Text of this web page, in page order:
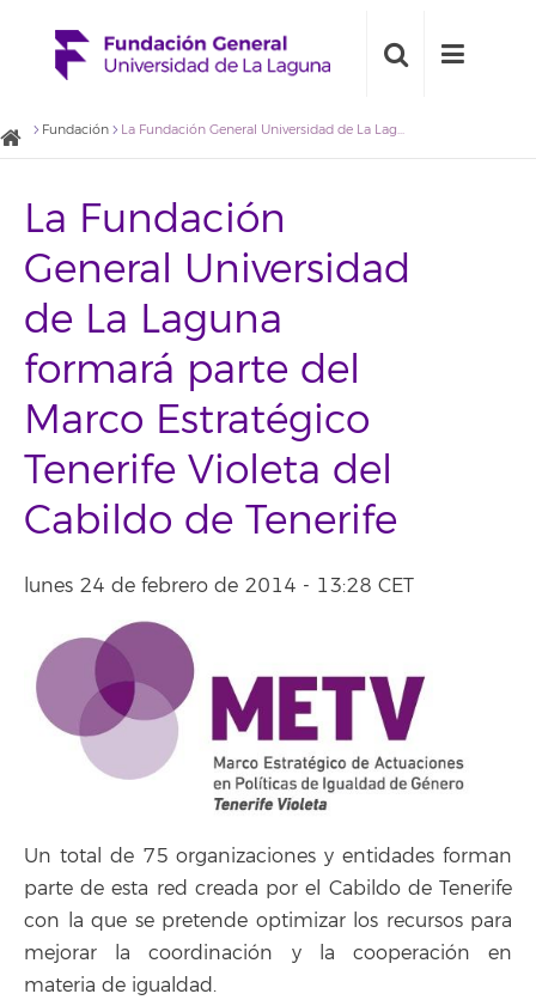
Fundación La Fundación General Universidad de La Laguna formará parte del Marco Estratégico Tenerife Violeta del Cabildo de Tenerife
La Fundación
General Universidad
de La Laguna
formará parte del
Marco Estratégico
Tenerife Violeta del
Cabildo de Tenerife
lunes 24 de febrero de 2014 - 13:28 CET
Un total de 75 organizaciones y entidades forman
parte de esta red creada por el Cabildo de Tenerife
con la que se pretende optimizar los recursos para
mejorar la coordinación y la cooperación en
materia de igualdad.